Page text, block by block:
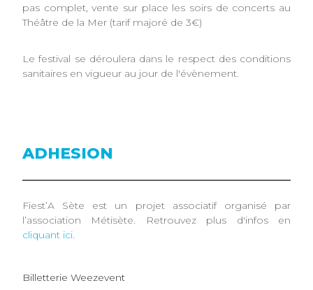
pas complet, vente sur place les soirs de concerts au
Théâtre de la Mer (tarif majoré de 3€)
Le festival se déroulera dans le respect des conditions
sanitaires en vigueur au jour de l'évènement.
ADHESION
Fiest’A Sète est un projet associatif organisé par
l’association Métisète. Retrouvez plus d'infos en
cliquant ici.
Billetterie Weezevent